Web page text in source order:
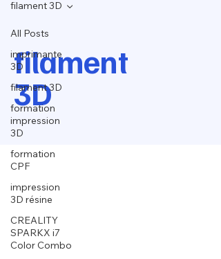
All Posts
imprimante
3D
filament 3D
formation
impression
3D
formation
CPF
impression
3D résine
CREALITY
SPARKX i7
Color Combo
filament 3D
filament
3D